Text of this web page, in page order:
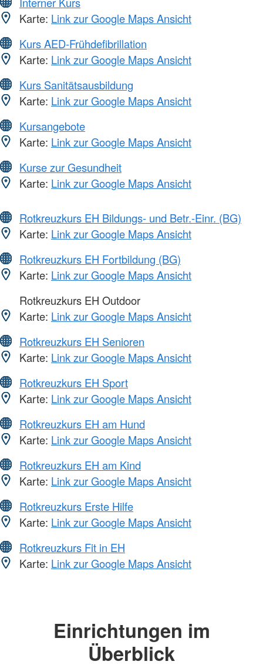
Karte: Link zur Google Maps Ansicht
Kurs AED-Frühdefibrillation
Karte: Link zur Google Maps Ansicht
Kurs Sanitätsausbildung
Karte: Link zur Google Maps Ansicht
Kursangebote
Karte: Link zur Google Maps Ansicht
Kurse zur Gesundheit
Karte: Link zur Google Maps Ansicht
Rotkreuzkurs EH Bildungs- und Betr.-Einr. (BG)
Karte: Link zur Google Maps Ansicht
Rotkreuzkurs EH Fortbildung (BG)
Karte: Link zur Google Maps Ansicht
Rotkreuzkurs EH Outdoor
Karte: Link zur Google Maps Ansicht
Rotkreuzkurs EH Senioren
Karte: Link zur Google Maps Ansicht
Rotkreuzkurs EH Sport
Karte: Link zur Google Maps Ansicht
Rotkreuzkurs EH am Hund
Karte: Link zur Google Maps Ansicht
Rotkreuzkurs EH am Kind
Karte: Link zur Google Maps Ansicht
Rotkreuzkurs Erste Hilfe
Karte: Link zur Google Maps Ansicht
Rotkreuzkurs Fit in EH
Karte: Link zur Google Maps Ansicht
Einrichtungen im
Überblick